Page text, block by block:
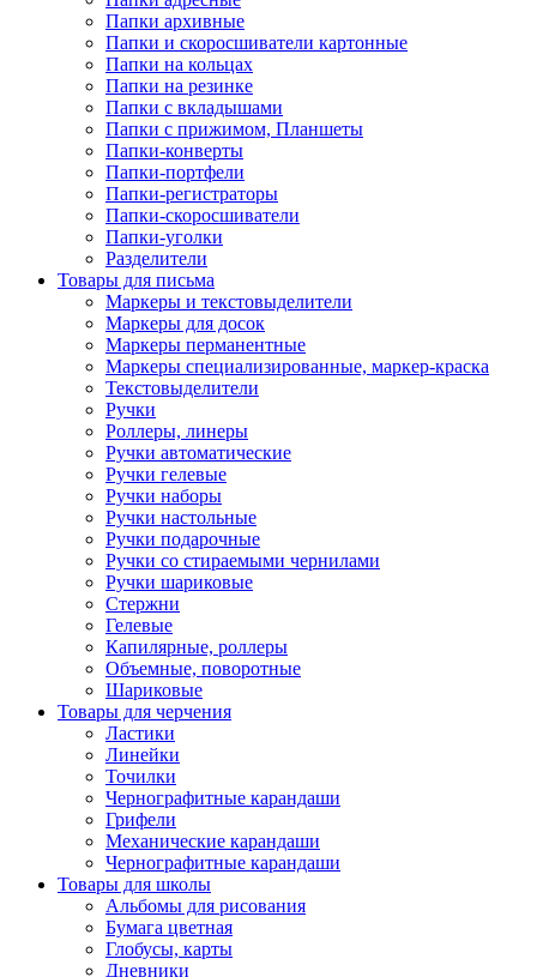
Папки архивные
Папки и скоросшиватели картонные
Папки на кольцах
Папки на резинке
Папки с вкладышами
Папки с прижимом, Планшеты
Папки-конверты
Папки-портфели
Папки-регистраторы
Папки-скоросшиватели
Папки-уголки
Разделители
Товары для письма
Маркеры и текстовыделители
Маркеры для досок
Маркеры перманентные
Маркеры специализированные, маркер-краска
Текстовыделители
Ручки
Роллеры, линеры
Ручки автоматические
Ручки гелевые
Ручки наборы
Ручки настольные
Ручки подарочные
Ручки со стираемыми чернилами
Ручки шариковые
Стержни
Гелевые
Капилярные, роллеры
Объемные, поворотные
Шариковые
Товары для черчения
Ластики
Линейки
Точилки
Чернографитные карандаши
Грифели
Механические карандаши
Чернографитные карандаши
Товары для школы
Альбомы для рисования
Бумага цветная
Глобусы, карты
Дневники